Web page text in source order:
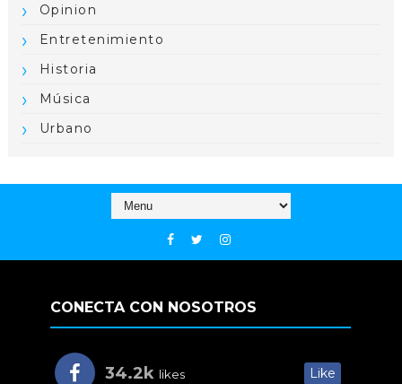
Opinion
Entretenimiento
Historia
Música
Urbano
CONECTA CON NOSOTROS
34.2k likes Like